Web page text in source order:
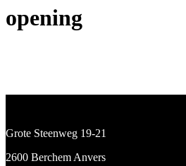
opening
Grote Steenweg 19-21
2600 Berchem Anvers